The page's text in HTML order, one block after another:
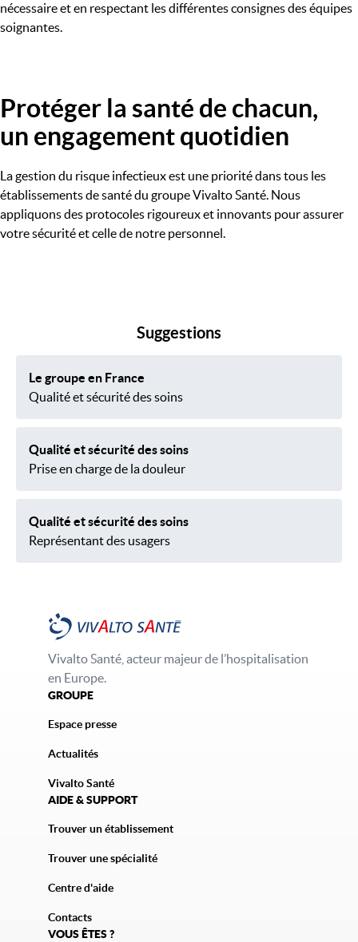
nécessaire et en respectant les différentes consignes des équipes
soignantes.
Image
Protéger la santé de chacun,
un engagement quotidien
La gestion du risque infectieux est une priorité dans tous les
établissements de santé du groupe Vivalto Santé. Nous
appliquons des protocoles rigoureux et innovants pour assurer
votre sécurité et celle de notre personnel.
Suggestions
Le groupe en France
Qualité et sécurité des soins
Qualité et sécurité des soins
Prise en charge de la douleur
Qualité et sécurité des soins
Représentant des usagers
Vivalto Santé, acteur majeur de l’hospitalisation
en Europe.
GROUPE
Espace presse
Actualités
Vivalto Santé
AIDE & SUPPORT
Trouver un établissement
Trouver une spécialité
Centre d'aide
Contacts
VOUS ÊTES ?